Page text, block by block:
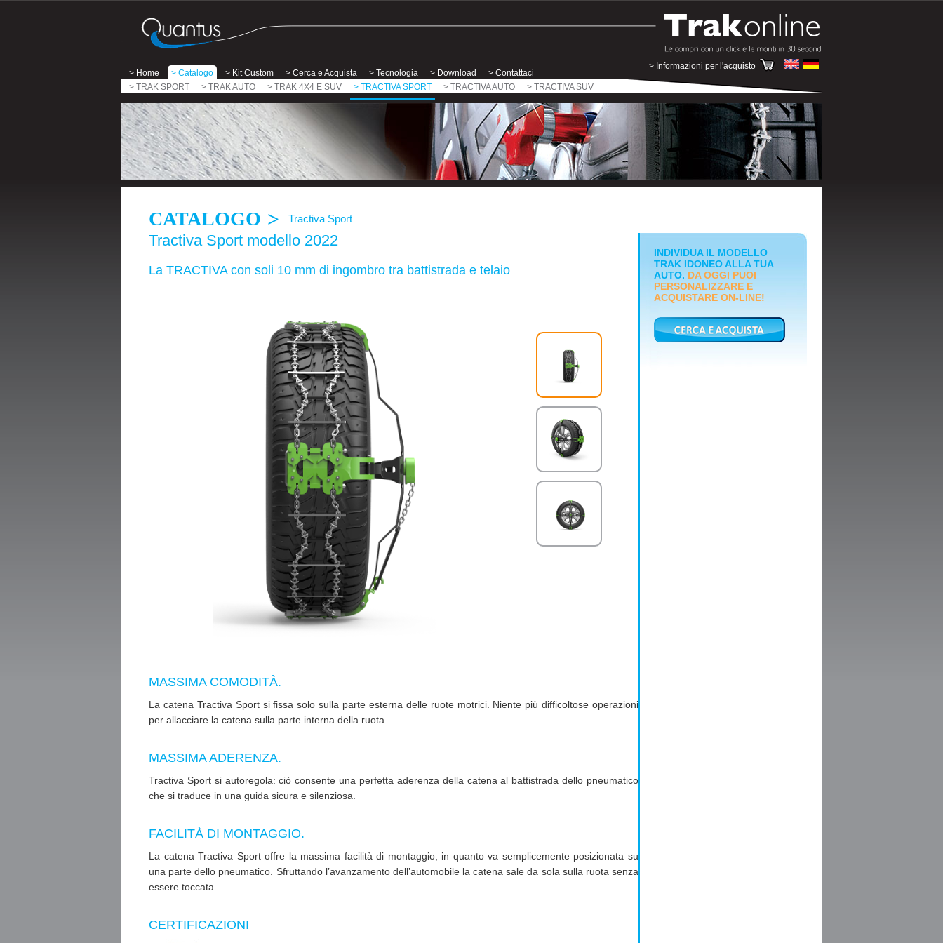
> Home
> Catalogo
> TRAK SPORT
> TRAK AUTO > TRAK 4X4 E SUV > TRACTIVA SPORT > TRACTIVA AUTO > TRACTIVA SUV
> Kit Custom > Cerca e Acquista > Tecnologia > Download > Contattaci
> Informazioni per l'acquisto
CATALOGO > Tractiva Sport
Tractiva Sport modello 2022
La TRACTIVA con soli 10 mm di ingombro tra battistrada e telaio
MASSIMA COMODITÀ.
La catena Tractiva Sport si fissa solo sulla parte esterna delle ruote motrici. Niente più difficoltose operazioni
per allacciare la catena sulla parte interna della ruota.
MASSIMA ADERENZA.
Tractiva Sport si autoregola: ciò consente una perfetta aderenza della catena al battistrada dello pneumatico
che si traduce in una guida sicura e silenziosa.
FACILITÀ DI MONTAGGIO.
La catena Tractiva Sport offre la massima facilità di montaggio, in quanto va semplicemente posizionata su
una parte dello pneumatico. Sfruttando l’avanzamento dell’automobile la catena sale da sola sulla ruota senza
essere toccata.
CERTIFICAZIONI
INDIVIDUA IL MODELLO
TRAK IDONEO ALLA TUA
AUTO. DA OGGI PUOI
PERSONALIZZARE E
ACQUISTARE ON-LINE!